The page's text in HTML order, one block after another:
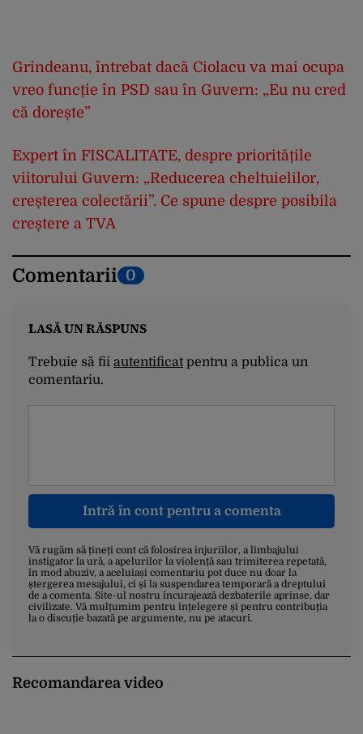
Grindeanu, întrebat dacă Ciolacu va mai ocupa
vreo funcție în PSD sau în Guvern: „Eu nu cred
că dorește”
Expert în FISCALITATE, despre prioritățile
viitorului Guvern: „Reducerea cheltuielilor,
creșterea colectării”. Ce spune despre posibila
creștere a TVA
Comentarii 0
LASĂ UN RĂSPUNS
Trebuie să fii autentificatpentru a publica un
comentariu.
Intră în cont pentru a comenta
Vă rugăm să țineți cont că folosirea injuriilor, a limbajului
instigator la ură, a apelurilor la violență sau trimiterea repetată,
în mod abuziv, a aceluiași comentariu pot duce nu doar la
ștergerea mesajului, ci și la suspendarea temporară a dreptului
de a comenta. Site-ul nostru încurajează dezbaterile aprinse, dar
civilizate. Vă mulțumim pentru înțelegere și pentru contribuția
la o discuție bazată pe argumente, nu pe atacuri.
Recomandarea video